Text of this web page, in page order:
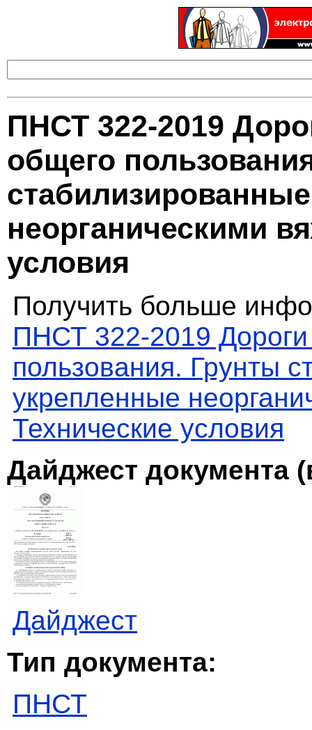
ПНСТ 322-2019
общего
неорганическими
условия
Получить больше
ПНСТ 322-2019
пользования. Грунты
укрепленные
Технические условия
Дайджест документа
Дайджест
Тип документа:
ПНСТ